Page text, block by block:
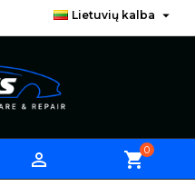
Lietuvių kalba 
 shopping_cart0